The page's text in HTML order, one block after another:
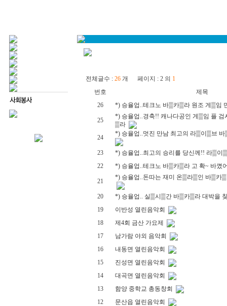
전체글수 : 26 개 페이지 : 2 의 1
번호
제목
26
*) 승율업..테크노 바▒카▒라 원조 게▒임
25
*) 승율업..경축!! 캐나다공인 게▒임 플
▒라
24
*) 승율업..멋진 만남 최고의 라▒이▒브
23
*) 승율업..최고의 승리를 당신께!! 라▒
22
*) 승율업..테크노 바▒카▒라 고 확~ 바꼈
21
*) 승율업..돈따는 재미 온▒라▒인 바▒카▒
20
*) 승율업.. 실▒시▒간 바▒카▒라 대박을
19
이반성 열린음악회
18
제4회 금산 가요제
17
남가람 야외 음악회
16
내동면 열린음악회
15
진성면 열린음악회
14
대곡면 열린음악회
13
함양 중학교 총동창회
12
문산읍 열린음악회